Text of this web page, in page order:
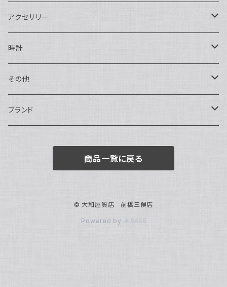
二つ折り
ショルダーバッグ・ボディバッグ
ハンドバッグ・ポーチ
トートバッグ
バックパック・リュックサック
ボストンバッグ
アクセサリー
ネックレス
指輪
ピアス・イヤリング
チャーム・キーホルダー
時計
アナログ・機械式
アナログ・クォーツ
その他
ペン・万年筆
ブランド
BOTTEGA VENETA
商品一覧に戻る
© 大和屋質店 前橋三俣店
Powered by